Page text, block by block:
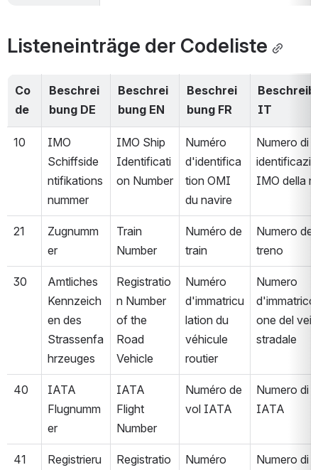
Listeneinträge der Codeliste
Co
de
Beschrei
bung DE
Beschrei
bung EN
Beschrei
bung FR
IT
10
IMO
Schiffside
ntifikations
nummer
IMO Ship
Identificati
on Number
Numéro
d'identifica
tion OMI
du navire
Numero di
IMO della
21
Zugnumm
er
Train
Number
Numéro de
train
Numero del
treno
30
Amtliches
Kennzeich
en des
Strassenfa
hrzeuges
Registratio
n Number
of the
Road
Vehicle
Numéro
d'immatricu
lation du
véhicule
routier
Numero
one del
stradale
40
IATA
Flugnumm
er
IATA
Flight
Number
Numéro de
vol IATA
Numero di
IATA
41
Registrieru
Registratio
Numéro
Numero di